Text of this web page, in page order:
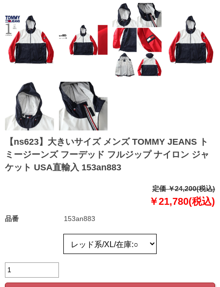
【ns623】大きいサイズ メンズ TOMMY JEANS ト
ミージーンズ フーデッド フルジップ ナイロン ジャ
ケット USA直輸入 153an883
定価 ￥24,200(税込)
￥21,780(税込)
品番 153an883